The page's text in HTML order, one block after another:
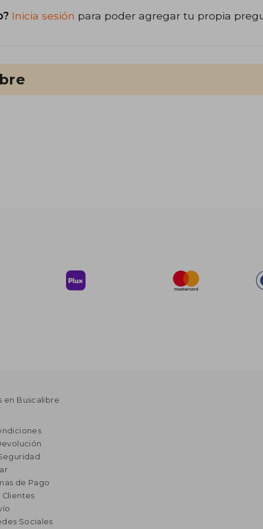
Inicia sesión para poder agregar tu propia
en Buscalibre
de Pago
Sociales